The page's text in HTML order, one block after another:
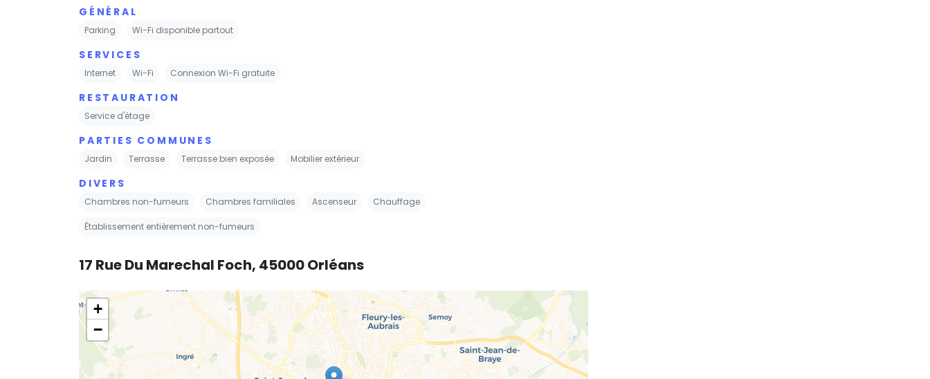
GÉNÉRAL
Parking Wi-Fi disponible partout
SERVICES
Internet Wi-Fi Connexion Wi-Fi gratuite
RESTAURATION
Service d'étage
PARTIES COMMUNES
Jardin Terrasse Terrasse bien exposée Mobilier extérieur
DIVERS
Chambres non-fumeurs Chambres familiales Ascenseur Chauffage
Établissement entièrement non-fumeurs
17 Rue Du Marechal Foch, 45000 Orléans
+
−